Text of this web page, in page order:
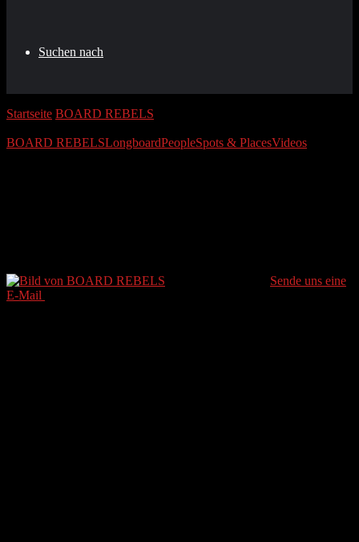
Suchen nach
Startseite BOARD REBELS
BOARD REBELSLongboardPeopleSpots & PlacesVideos
Sende uns eine
E-Mail